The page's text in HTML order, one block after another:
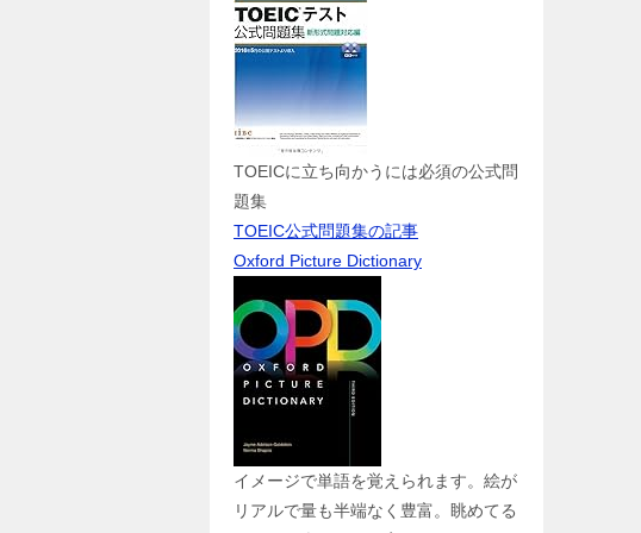
TOEICに立ち向かうには必須の公式問
題集
TOEIC公式問題集の記事
Oxford Picture Dictionary
イメージで単語を覚えられます。絵が
リアルで量も半端なく豊富。眺めてる